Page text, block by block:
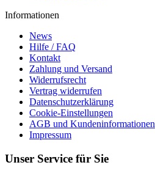
Informationen
News
Hilfe / FAQ
Kontakt
Zahlung und Versand
Widerrufsrecht
Vertrag widerrufen
Datenschutzerklärung
Cookie-Einstellungen
AGB und Kundeninformationen
Impressum
Unser Service für Sie